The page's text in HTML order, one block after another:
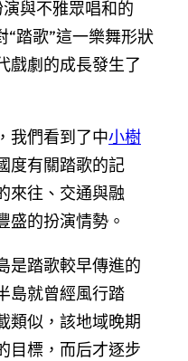
演與不雅眾唱和的
“踏歌”這一樂舞形狀
戲劇的成長發生了
我們看到了中小樹
度有關踏歌的記
來往、交通與融
盛的扮演情勢。
是踏歌較早傳進的
島就曾經風行踏
類似，該地域晚期
目標，而后才逐步